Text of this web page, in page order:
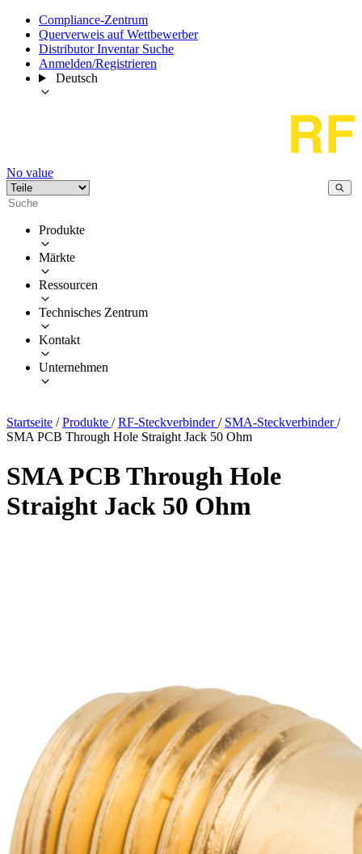
Compliance-Zentrum
Querverweis auf Wettbewerber
Distributor Inventar Suche
Anmelden/Registrieren
Deutsch
No value
Produkte
Märkte
Ressourcen
Technisches Zentrum
Kontakt
Unternehmen
Startseite / Produkte / RF-Steckverbinder/ SMA-Steckverbinder/
SMA PCB Through Hole Straight Jack 50 Ohm
SMA PCB Through Hole
Straight Jack 50 Ohm